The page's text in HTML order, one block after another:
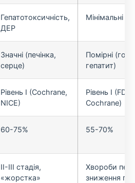
Гепатотоксичність,
ДЕР
Мінімальні
Значні (печінка,
серце)
Помірні
гепатит)
Рівень I (Cochrane,
NICE)
Рівень I (FDA,
Cochrane)
60-75% 55-70%
II-III стадія,
«жорстка»
Хвороби
зниження